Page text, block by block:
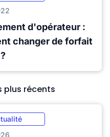
d'opérateur :
changer de forfait
plus récents